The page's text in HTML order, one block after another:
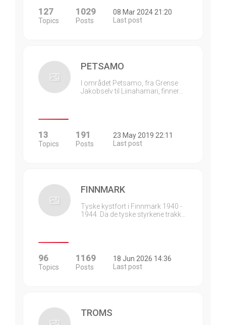
127
Topics
1029
Posts
08 Mar 2024 21:20
Last post
PETSAMO
I området Petsamo, fra Grense
Jakobselv til Liinahamari, finner…
13
Topics
191
Posts
23 May 2019 22:11
Last post
FINNMARK
Tyske kystfort i Finnmark 1940 -
1944. Da de tyske styrkene trakk…
96
Topics
1169
Posts
18 Jun 2026 14:36
Last post
TROMS